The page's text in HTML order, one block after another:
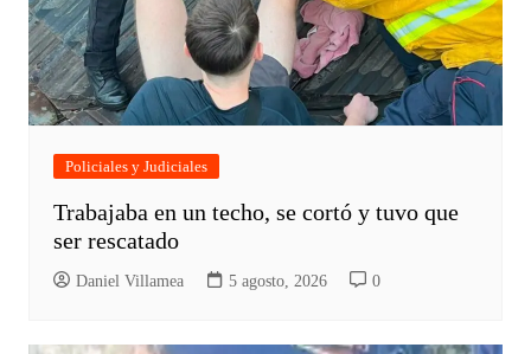
Policiales y Judiciales
Trabajaba en un techo, se cortó y tuvo que
ser rescatado
Daniel Villamea 5 agosto, 2026 0